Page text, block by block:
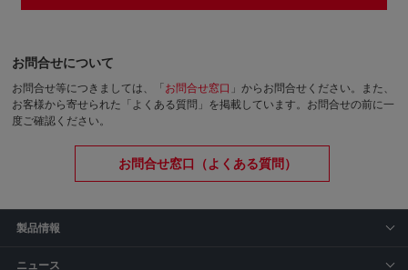
お問合せについて
お問合せ等につきましては、「お問合せ窓口 」からお問合せください。
また、
お客様から寄せられた「よくある質問」を掲載しています。お問合せの前に一
度ご確認ください。
お問合せ窓口（よくある質問）
製品情報
ニュース